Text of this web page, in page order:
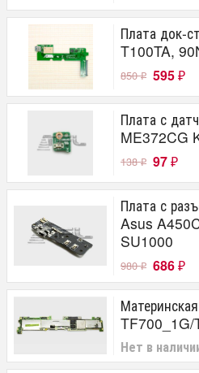
Плата док-
T100TA,
850₽ 595 ₽
Плата с
ME372CG
138₽ 97 ₽
Плата с
Asus
SU1000
980₽ 686 ₽
TF700_1G/
Нет в